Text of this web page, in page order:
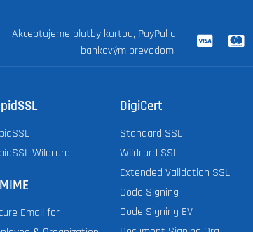
Akceptujeme platby kartou, PayPal a
bankovým prevodom.
Wildcard
Email for
DigiCert
Standard SSL
Wildcard SSL
Extended Validation SSL
Code Signing
Code Signing EV